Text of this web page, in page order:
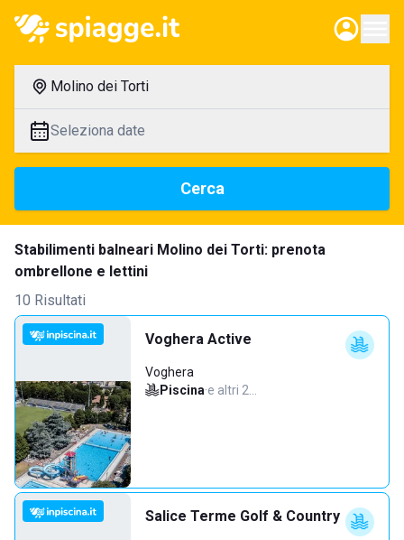
Molino dei Torti
Seleziona date
Cerca
Stabilimenti balneari Molino dei Torti: prenota
ombrellone e lettini
10 Risultati
Voghera Active
Voghera
Piscina·e altri 2…
Salice Terme Golf & Country